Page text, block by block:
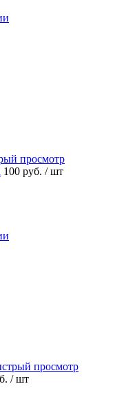
просмотр
100 руб. / шт
просмотр
/ шт